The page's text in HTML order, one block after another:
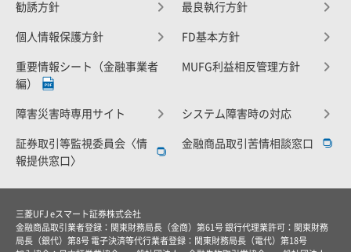
勧誘方針 最良執行方針
個人情報保護方針 FD基本方針
重要情報シート（金融事業者
編）
MUFG利益相反管理方針
障害災害時専用サイト システム障害時の対応
証券取引等監視委員会〈情
報提供窓口〉
金融商品取引苦情相談窓口
三菱UFJ eスマート証券株式会社
金融商品取引業者登録：関東財務局長（金商）第61号 銀行代理業許可：関東財務
局長（銀代）第8号 電子決済等代行業者登録：関東財務局長（電代）第18号